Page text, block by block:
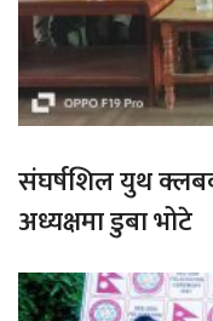
संघर्षशिल युथ
अध्यक्षमा डुबा भोटे